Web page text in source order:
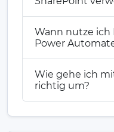
Wann nutze ich
Power
Wie gehe ich
richtig um?